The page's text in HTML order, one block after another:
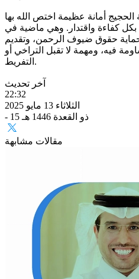
أمانة عظيمة اختص الله بها
بكل كفاءة واقتدار. وهي ماضية في
حماية حقوق ضيوف الرحمن، وتقديم
فيه، ومهمة لا تقبل التراخي أو
التفريط.
آخر تحديث
22:32
الثلاثاء 13 مايو 2025
- 15 ذو القعدة 1446 هـ
مقالات مشابهة